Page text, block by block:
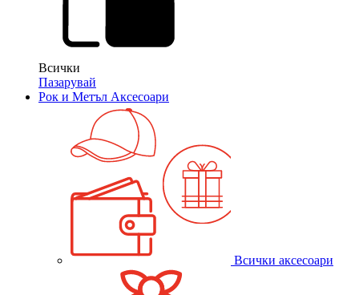
Всички
Пазарувай
Рок и Метъл Аксесоари
Всички аксесоари